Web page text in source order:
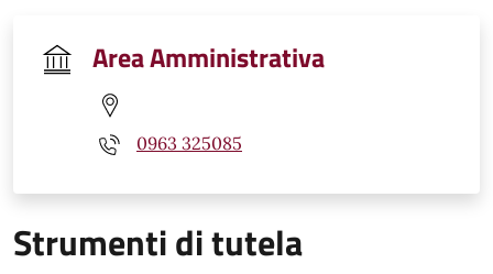
Area Amministrativa
0963 325085
Strumenti di tutela